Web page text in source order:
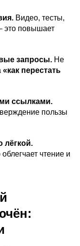
Видео, тесты,
это повышает
запросы. Не
«как перестать
ссылками.
пользы
лёгкой.
чтение и